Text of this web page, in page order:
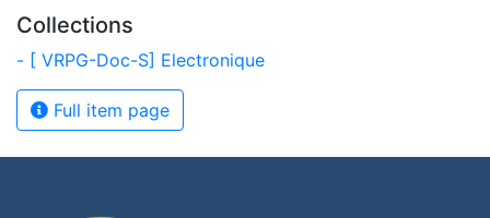
Collections
- [ VRPG-Doc-S] Electronique
Full item page